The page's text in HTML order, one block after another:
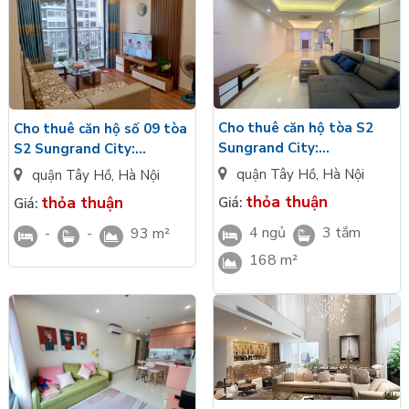
nước ngoài sinh sống và làm việc.
Hiểu được nhu cầu ngày càng cao trong việc tìm kiếm không
gian sống,Sàn bất động sản Tân Longmang đến cho khách
hàng dịch vụ tư vấnbán căn hộ chung cư phường Thụy Khuê
vàcho thuê căn hộ chung cư phường Thụy Khuê. Đội ngũ
chuyên viên giàu kinh nghiệm, am hiểu khu vực, tân tâm với
nghề chắc chắn sẽ mang đến chất lượng dịch vụ tốt nhất đến
với khách hàng.
Cho thuê căn hộ số 09 tòa
S2 Sungrand City:
2PN/93m2 full đồ mới,
nhận nhà luôn
quận Tây Hồ, Hà Nội
Giá: thỏa thuận
- - 93 m²
Cho thuê căn hộ tòa S2
Sungrand City:
4PN/168m2 full đồ mới
quận Tây Hồ, Hà Nội
Giá: thỏa thuận
4 ngủ
3 tắm
168 m²